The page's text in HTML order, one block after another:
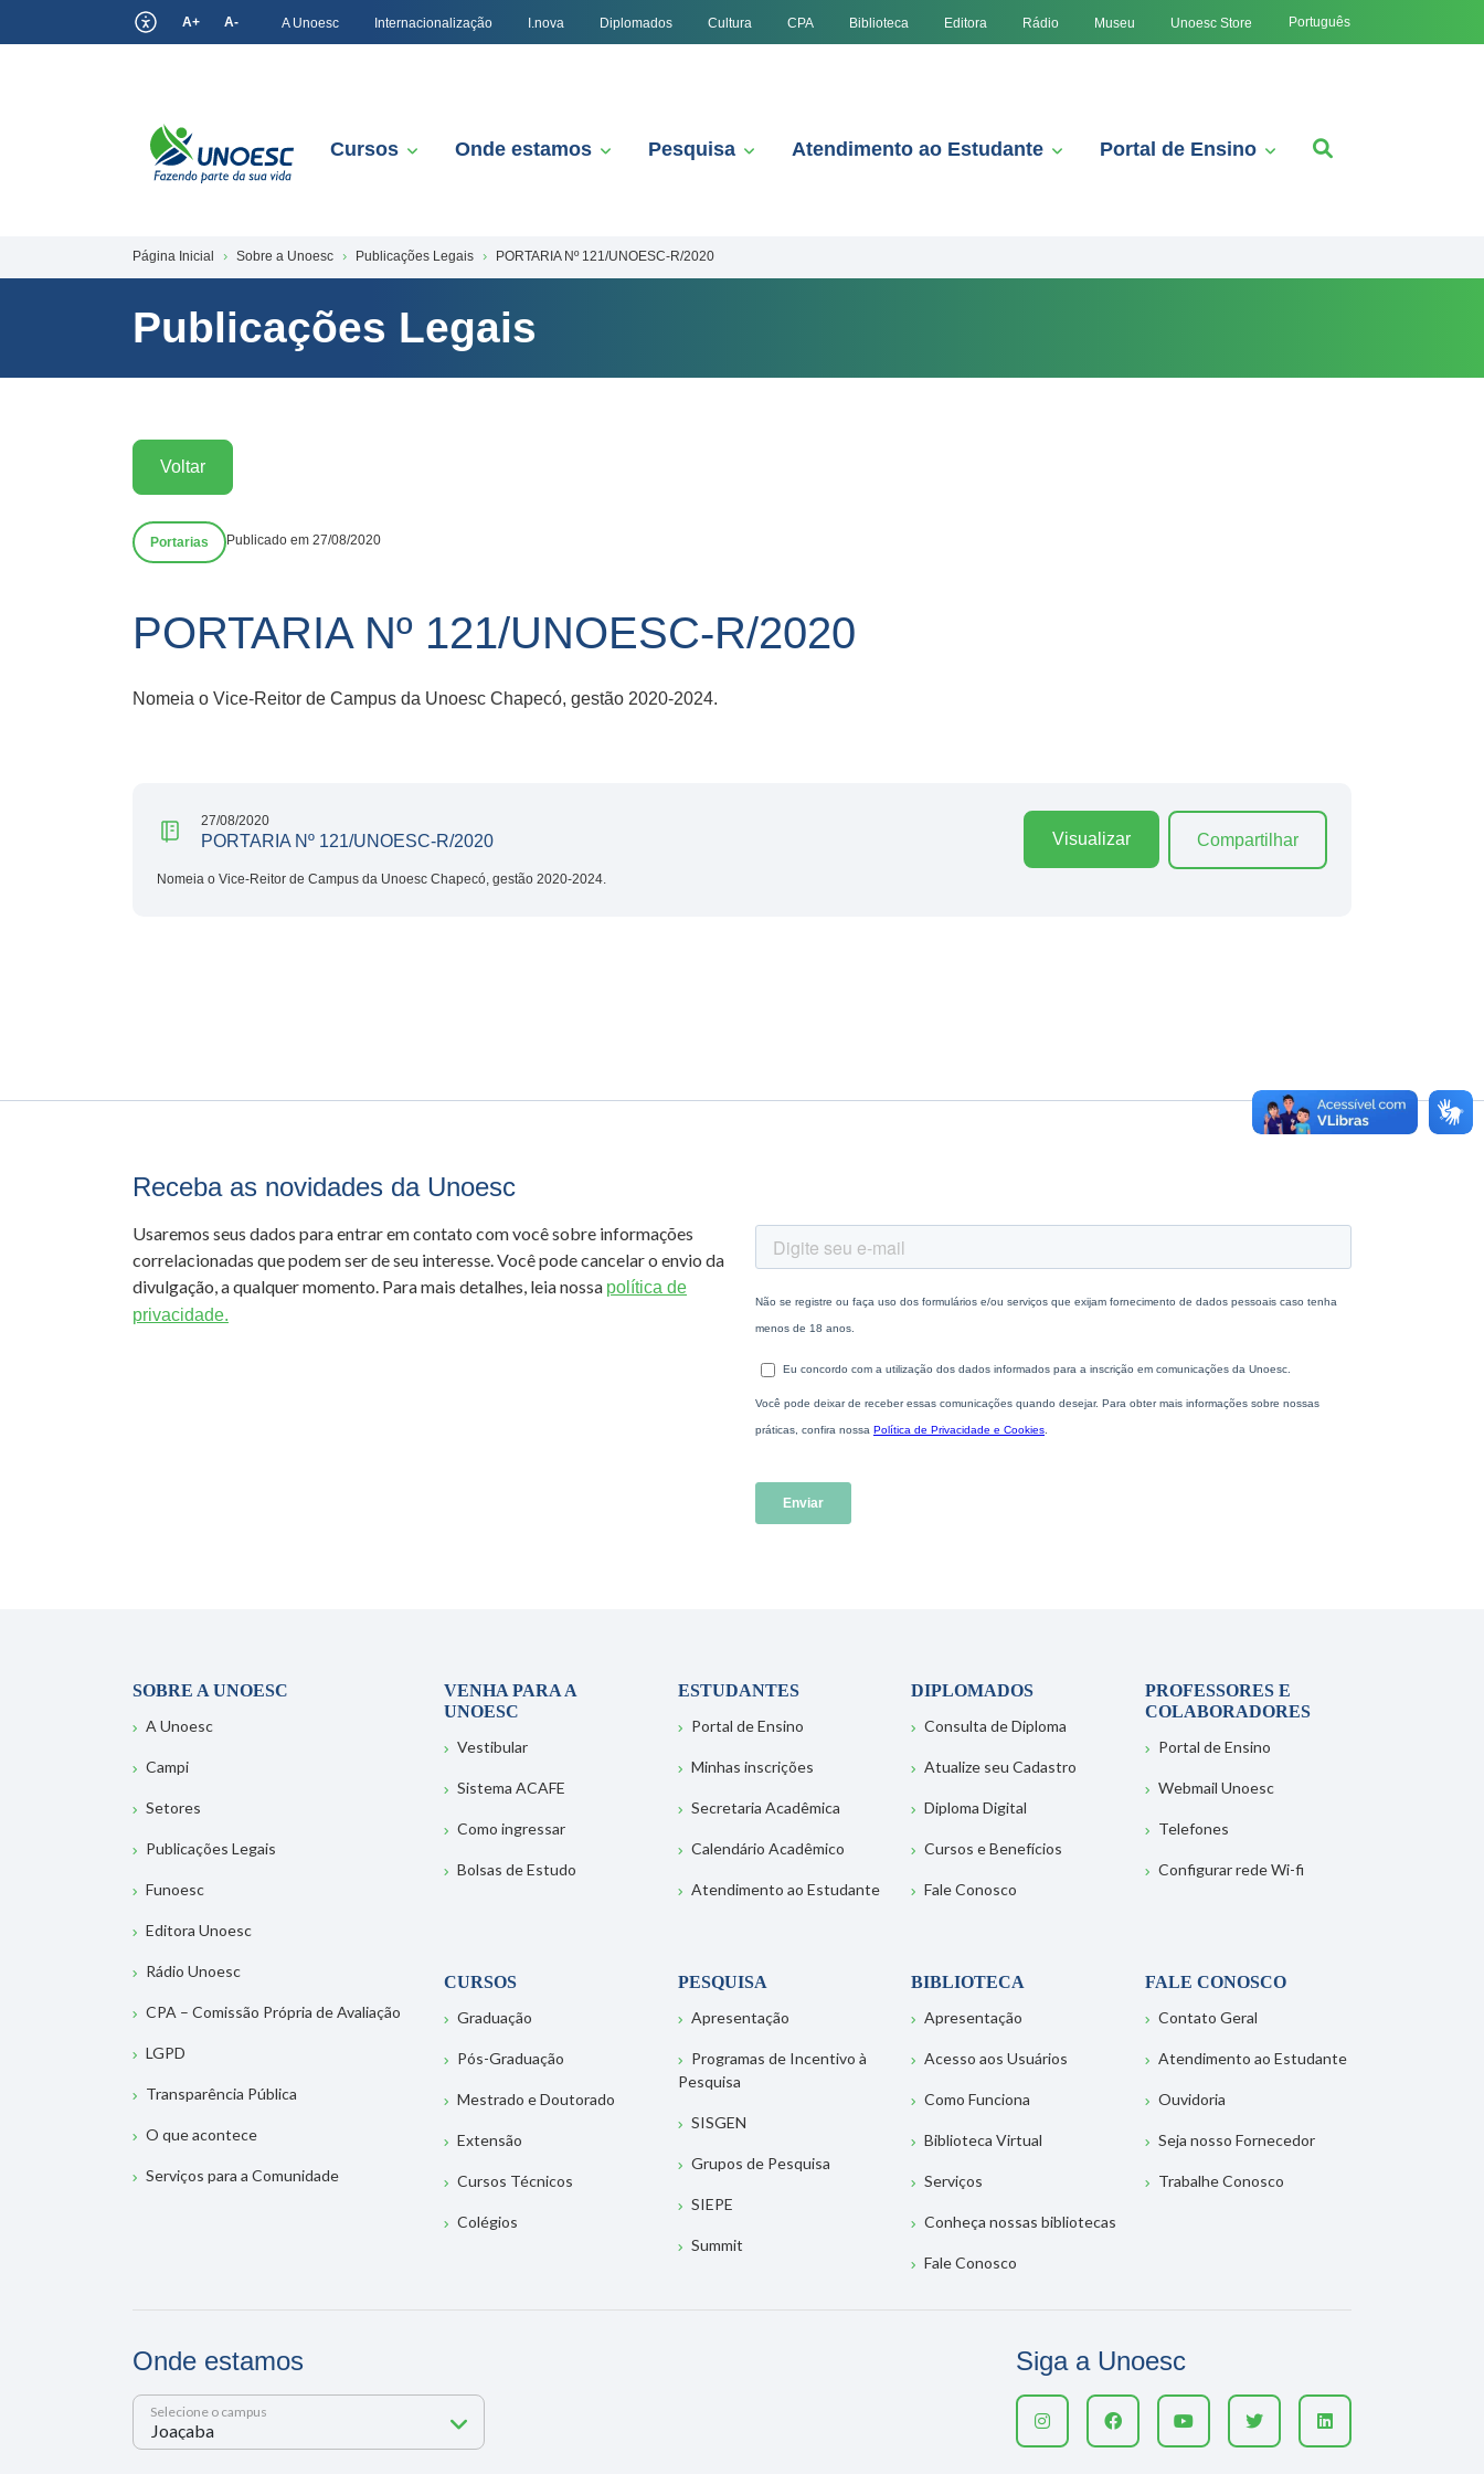
A+ A- A Unoesc Internacionalização I.nova Diplomados Cultura CPA Biblioteca Editora Rádio Museu Unoesc Store Português
Cursos Onde estamos Pesquisa Atendimento ao Estudante Portal de Ensino
Página Inicial Sobre a Unoesc Publicações Legais PORTARIA Nº 121/UNOESC-R/2020
Publicações Legais
Voltar
Portarias Publicado em 27/08/2020
PORTARIA Nº 121/UNOESC-R/2020
Nomeia o Vice-Reitor de Campus da Unoesc Chapecó, gestão 2020-2024.
27/08/2020
PORTARIA Nº 121/UNOESC-R/2020
Nomeia o Vice-Reitor de Campus da Unoesc Chapecó, gestão 2020-2024.
Visualizar Compartilhar
Receba as novidades da Unoesc
Usaremos seus dados para entrar em contato com você sobre informações
correlacionadas que podem ser de seu interesse. Você pode cancelar o envio da
divulgação, a qualquer momento. Para mais detalhes, leia nossa política de
privacidade.
SOBRE A UNOESC
A Unoesc
Campi
Setores
Publicações Legais
Funoesc
Editora Unoesc
Rádio Unoesc
CPA – Comissão Própria de Avaliação
LGPD
Transparência Pública
O que acontece
Serviços para a Comunidade
VENHA PARA A
UNOESC
Vestibular
Sistema ACAFE
Como ingressar
Bolsas de Estudo
ESTUDANTES
Portal de Ensino
Minhas inscrições
Secretaria Acadêmica
Calendário Acadêmico
Atendimento ao Estudante
DIPLOMADOS
Consulta de Diploma
Atualize seu Cadastro
Diploma Digital
Cursos e Benefícios
Fale Conosco
PROFESSORES E
COLABORADORES
Portal de Ensino
Webmail Unoesc
Telefones
Configurar rede Wi-fi
CURSOS
Graduação
Pós-Graduação
Mestrado e Doutorado
Extensão
Cursos Técnicos
Colégios
PESQUISA
Apresentação
Programas de Incentivo à
Pesquisa
SISGEN
Grupos de Pesquisa
SIEPE
Summit
BIBLIOTECA
Apresentação
Acesso aos Usuários
Como Funciona
Biblioteca Virtual
Serviços
Conheça nossas bibliotecas
Fale Conosco
FALE CONOSCO
Contato Geral
Atendimento ao Estudante
Ouvidoria
Seja nosso Fornecedor
Trabalhe Conosco
Onde estamos
Selecione o campus
Siga a Unoesc